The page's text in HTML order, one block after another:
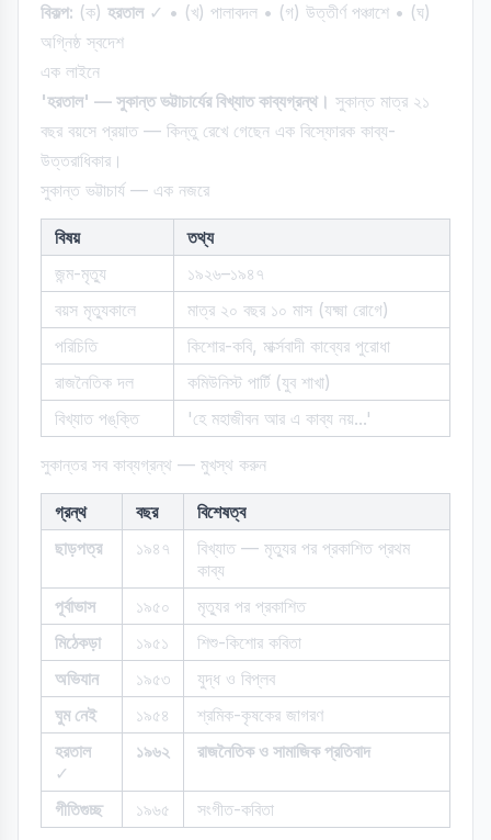
বিকল্প: (ক) হরতাল✓ • (খ) পালাবদল • (গ) উত্তীর্ণ পঞ্চাশে • (ঘ)
অগ্নিষ্ঠ স্বদেশ
এক লাইনে
'হরতাল' — সুকান্ত ভট্টাচার্যের বিখ্যাত কাব্যগ্রন্থ। সুকান্ত মাত্র ২১
বছর বয়সে প্রয়াত — কিন্তু রেখে গেছেন এক বিস্ফোরক কাব্য-
উত্তরাধিকার।
সুকান্ত ভট্টাচার্য — এক নজরে
বিষয়
তথ্য
জন্ম-মৃত্যু
১৯২৬–১৯৪৭
বয়স মৃত্যুকালে
মাত্র ২০ বছর ১০ মাস (যক্ষ্মা রোগে)
পরিচিতি
কিশোর-কবি, মার্ক্সবাদী কাব্যের পুরোধা
রাজনৈতিক দল
কমিউনিস্ট পার্টি (যুব শাখা)
বিখ্যাত পঙ্‌ক্তি
'হে মহাজীবন আর এ কাব্য নয়...'
সুকান্তর সব কাব্যগ্রন্থ — মুখস্থ করুন
গ্রন্থ বছর
বিশেষত্ব
ছাড়পত্র
১৯৪৭
বিখ্যাত — মৃত্যুর পর প্রকাশিত প্রথম
কাব্য
পূর্বাভাস
১৯৫০
মৃত্যুর পর প্রকাশিত
মিঠেকড়া
১৯৫১
শিশু-কিশোর কবিতা
অভিযান
১৯৫৩
যুদ্ধ ও বিপ্লব
ঘুম নেই
১৯৫৪
শ্রমিক-কৃষকের জাগরণ
হরতাল
✓
১৯৬২ রাজনৈতিক ও সামাজিক প্রতিবাদ
গীতিগুচ্ছ ১৯৬৫ সংগীত-কবিতা